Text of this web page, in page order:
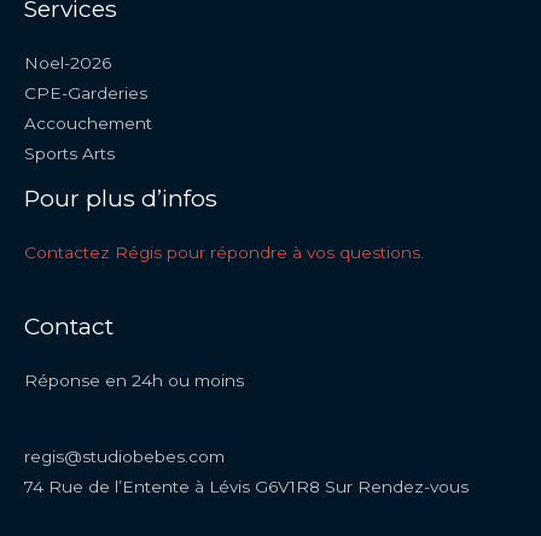
Services
Noel-2026
CPE-Garderies
Accouchement
Sports Arts
Pour plus d’infos
Contactez Régis pour répondre à vos questions.
Contact
Réponse en 24h ou moins
regis@studiobebes.com
74 Rue de l’Entente à Lévis G6V1R8 Sur Rendez-vous